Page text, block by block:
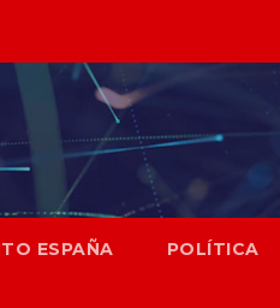
ESPAÑA POLÍTICA